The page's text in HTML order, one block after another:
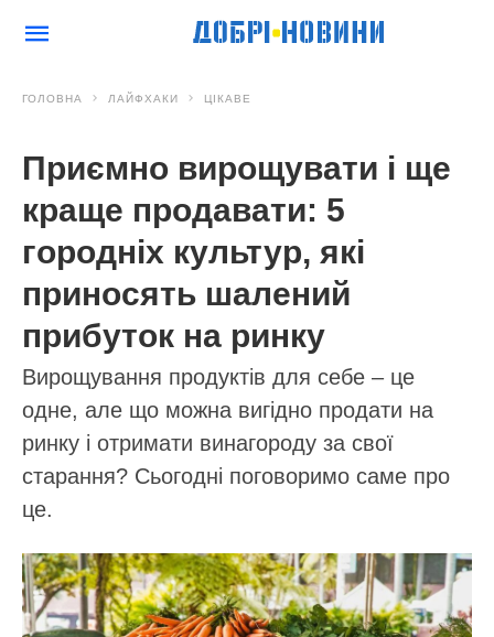
ГОЛОВНА ЛАЙФХАКИ ЦІКАВЕ
Приємно вирощувати і ще
краще продавати: 5
городніх культур, які
приносять шалений
прибуток на ринку
Вирощування продуктів для себе – це
одне, але що можна вигідно продати на
ринку і отримати винагороду за свої
старання? Сьогодні поговоримо саме про
це.